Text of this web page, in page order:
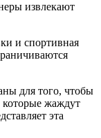
извлекают
и спортивная
для того, чтобы
жаждут
эта